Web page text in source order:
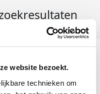
website bezoekt.
technieken om